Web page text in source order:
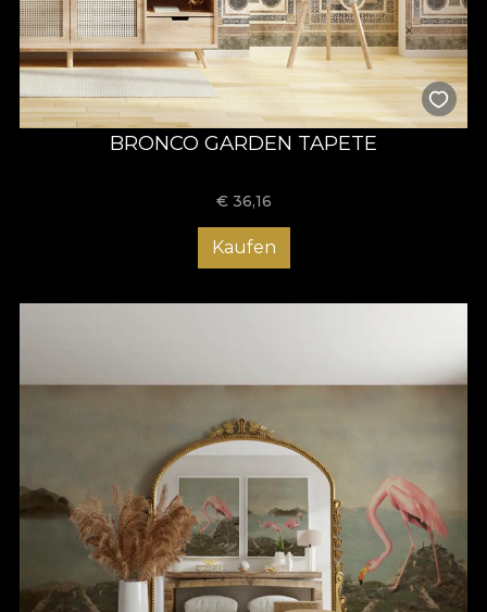
BRONCO GARDEN TAPETE
€ 36,16
Kaufen